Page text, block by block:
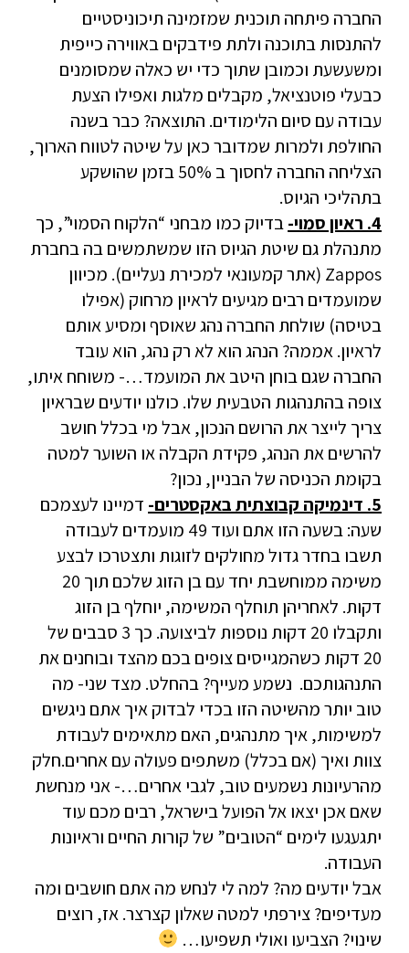
החברה פיתחה תוכנית שמזמינה תיכוניסטיים
להתנסות בתוכנה ולתת פידבקים באווירה כייפית
ומשעשעת וכמובן שתוך כדי יש כאלה שמסומנים
כבעלי פוטנציאל, מקבלים מלגות ואפילו הצעת
עבודה עם סיום הלימודים. התוצאה? כבר בשנה
החולפת ולמרות שמדובר כאן על שיטה לטווח הארוך,
הצליחה החברה לחסוך ב 50% בזמן שהושקע
בתהליכי הגיוס.
4. ראיון סמוי-
בדיוק כמו מבחני “הלקוח הסמוי”, כך
מתנהלת גם שיטת הגיוס הזו שמשתמשים בה בחברת
Zappos (אתר קמעונאי למכירת נעליים). מכיוון
שמועמדים רבים מגיעים לראיון מרחוק (אפילו
בטיסה) שולחת החברה נהג שאוסף ומסיע אותם
לראיון. אממה? הנהג הוא לא רק נהג, הוא עובד
החברה שגם בוחן היטב את המועמד…- משוחח איתו,
צופה בהתנהגות הטבעית שלו. כולנו יודעים שבראיון
צריך לייצר את הרושם הנכון, אבל מי בכלל חושב
להרשים את הנהג, פקידת הקבלה או השוער למטה
בקומת הכניסה של הבניין, נכון?
5. דינמיקה קבוצתית באקסטרים-
דמיינו לעצמכם
שעה: בשעה הזו אתם ועוד 49 מועמדים לעבודה
תשבו בחדר גדול מחולקים לזוגות ותצטרכו לבצע
משימה ממוחשבת יחד עם בן הזוג שלכם תוך 20
דקות. לאחריהן תוחלף המשימה, יוחלף בן הזוג
ותקבלו 20 דקות נוספות לביצועה. כך 3 סבבים של
20 דקות כשהמגייסים צופים בכם מהצד ובוחנים את
התנהגותכם. נשמע מעייף? בהחלט. מצד שני- מה
טוב יותר מהשיטה הזו בכדי לבדוק איך אתם ניגשים
למשימות, איך מתנהגים, האם מתאימים לעבודת
צוות ואיך (אם בכלל) משתפים פעולה עם אחרים.חלק
מהרעיונות נשמעים טוב, לגבי אחרים…- אני מנחשת
שאם אכן יצאו אל הפועל בישראל, רבים מכם עוד
יתגעגעו לימים “הטובים” של קורות החיים וראיונות
העבודה.
אבל יודעים מה? למה לי לנחש מה אתם חושבים ומה
מעדיפים? צירפתי למטה שאלון קצרצר. אז, רוצים
שינוי? הצביעו ואולי תשפיעו…